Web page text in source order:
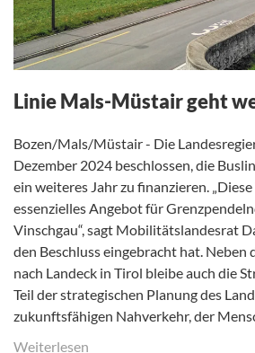
Linie Mals-Müstair geht
Bozen/Mals/Müstair - Die
Dezember 2024 beschlossen, die
ein weiteres Jahr zu finanzieren.
essenzielles Angebot für
Vinschgau“, sagt Mobilitätslandesrat
den Beschluss eingebracht hat. Neben
nach Landeck in Tirol bleibe auch die
Teil der strategischen Planung des
zukunftsfähigen Nahverkehr, der
Weiterlesen